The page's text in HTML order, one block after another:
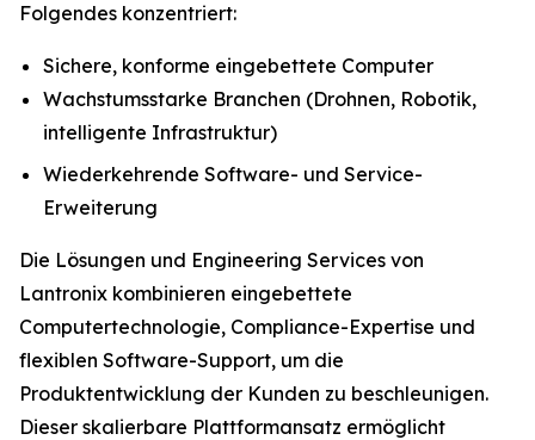
Folgendes konzentriert:
Sichere, konforme eingebettete Computer
Wachstumsstarke Branchen (Drohnen, Robotik,
intelligente Infrastruktur)
Wiederkehrende Software- und Service-
Erweiterung
Die Lösungen und Engineering Services von
Lantronix kombinieren eingebettete
Computertechnologie, Compliance-Expertise und
flexiblen Software-Support, um die
Produktentwicklung der Kunden zu beschleunigen.
Dieser skalierbare Plattformansatz ermöglicht